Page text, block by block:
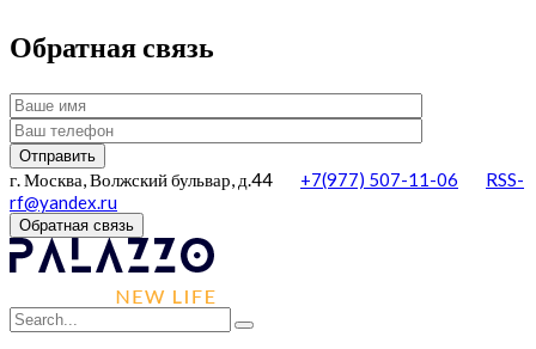
Обратная связь
г. Москва, Волжский бульвар, д.44 +7(977) 507-11-06
RSS-
rf@yandex.ru
Обратная связь